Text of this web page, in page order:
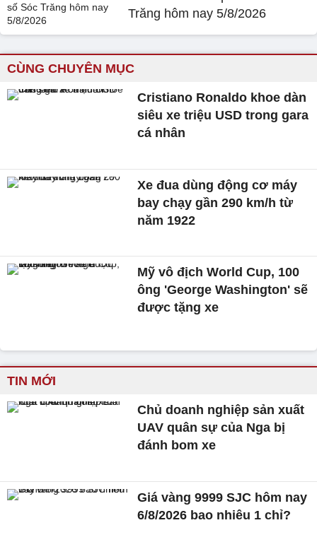
Trăng hôm nay 5/8/2026
CÙNG CHUYÊN MỤC
Cristiano Ronaldo khoe dàn
siêu xe triệu USD trong gara
cá nhân
Xe đua dùng động cơ máy
bay chạy gần 290 km/h từ
năm 1922
Mỹ vô địch World Cup, 100
ông 'George Washington' sẽ
được tặng xe
TIN MỚI
Chủ doanh nghiệp sản xuất
UAV quân sự của Nga bị
đánh bom xe
Giá vàng 9999 SJC hôm nay
6/8/2026 bao nhiêu 1 chỉ?